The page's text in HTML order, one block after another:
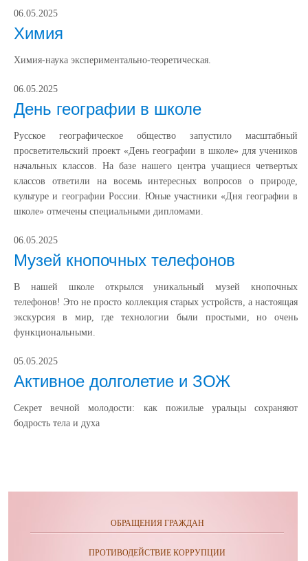
06.05.2025
Химия
Химия-наука экспериментально-теоретическая.
06.05.2025
День географии в школе
Русское географическое общество запустило масштабный
просветительский проект «День географии в школе» для учеников
начальных классов. На базе нашего центра учащиеся четвертых
классов ответили на восемь интересных вопросов о природе,
культуре и географии России. Юные участники «Дня географии в
школе» отмечены специальными дипломами.
06.05.2025
Музей кнопочных телефонов
В нашей школе открылся уникальный музей кнопочных
телефонов! Это не просто коллекция старых устройств, а настоящая
экскурсия в мир, где технологии были простыми, но очень
функциональными.
05.05.2025
Активное долголетие и ЗОЖ
Секрет вечной молодости: как пожилые уральцы сохраняют
бодрость тела и духа
ОБРАЩЕНИЯ ГРАЖДАН
ПРОТИВОДЕЙСТВИЕ КОРРУПЦИИ